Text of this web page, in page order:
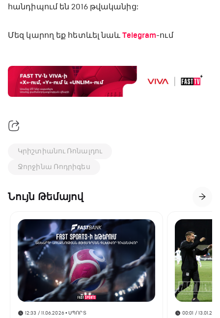
հանդիպում են 2016 թվականից:
Մեզ կարող եք հետևել նաև Telegram-ում
Կրիշտիանու Ռոնալդու
Ջորջինա Ռոդրիգես
Նույն Թեմայով
12:33 / 11.06.2026• ՍՊՈՐՏ 00:01 /